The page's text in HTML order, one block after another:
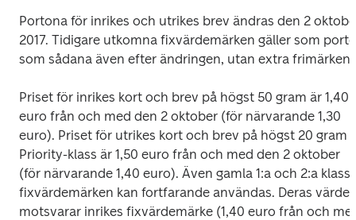
Portona för inrikes och utrikes brev ändras den 2
2017. Tidigare utkomna fixvärdemärken gäller som porto
som sådana även efter ändringen, utan extra frimärken.
Priset för inrikes kort och brev på högst 50 gram är 1,40
euro från och med den 2 oktober (för närvarande 1,30
euro). Priset för utrikes kort och brev på högst 20 gram i
Priority-klass är 1,50 euro från och med den 2 oktober
(för närvarande 1,40 euro). Även gamla 1:a och 2:a klass
fixvärdemärken kan fortfarande användas. Deras värde
motsvarar inrikes fixvärdemärke (1,40 euro från och